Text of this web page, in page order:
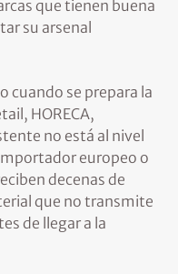
que tienen buena
su arsenal
cuando se prepara la
HORECA,
no está al nivel
europeo o
decenas de
que no transmite
de llegar a la